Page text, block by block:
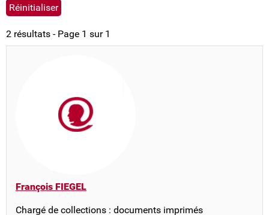
2 résultats - Page 1 sur 1
François FIEGEL
Chargé de collections : documents imprimés